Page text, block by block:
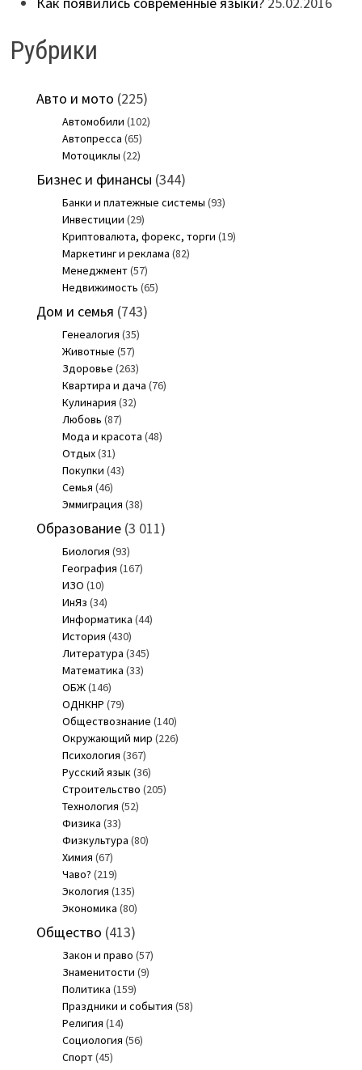
Рубрики
Авто и мото (225)
Автомобили (102)
Автопресса (65)
Мотоциклы (22)
Бизнес и финансы (344)
Банки и платежные системы (93)
Инвестиции (29)
Криптовалюта, форекс, торги (19)
Маркетинг и реклама (82)
Менеджмент(57)
Недвижимость (65)
Дом и семья (743)
Генеалогия (35)
Животные (57)
Здоровье (263)
Квартира и дача (76)
Кулинария (32)
Любовь (87)
Мода и красота (48)
Отдых(31)
Покупки (43)
Семья (46)
Эммиграция (38)
Образование(3 011)
Биология (93)
География (167)
ИЗО (10)
ИнЯз (34)
Информатика (44)
История (430)
Литература (345)
Математика (33)
ОБЖ(146)
ОДНКНР (79)
Обществознание (140)
Окружающий мир (226)
Психология (367)
Русский язык(36)
Строительство (205)
Технология (52)
Физика (33)
Физкультура (80)
Химия (67)
Чаво? (219)
Экология (135)
Экономика (80)
Общество (413)
Закон и право (57)
Знаменитости (9)
Политика (159)
Праздники и события (58)
Религия (14)
Социология (56)
Спорт(45)